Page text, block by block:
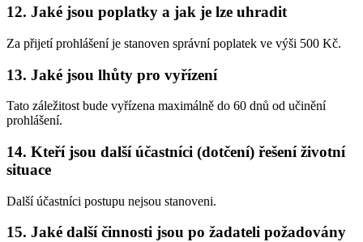
12. Jaké jsou poplatky a jak je lze uhradit
Za přijetí prohlášení je stanoven správní poplatek ve výši 500 Kč.
13. Jaké jsou lhůty pro vyřízení
Tato záležitost bude vyřízena maximálně do 60 dnů od učinění
prohlášení.
14. Kteří jsou další účastníci (dotčení) řešení životní
situace
Další účastníci postupu nejsou stanoveni.
15. Jaké další činnosti jsou po žadateli požadovány